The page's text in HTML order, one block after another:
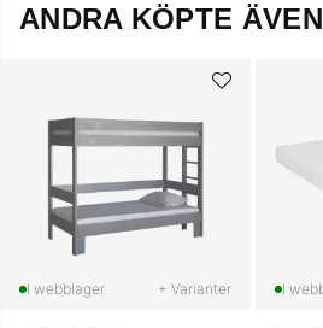
ANDRA KÖPTE ÄVEN
+ Varianter